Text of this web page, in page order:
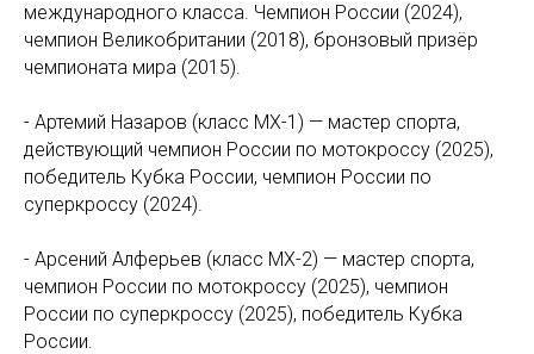
международного класса. Чемпион России (2024),
чемпион Великобритании (2018), бронзовый призёр
чемпионата мира (2015).
- Артемий Назаров (класс MX-1) — мастер спорта,
действующий чемпион России по мотокроссу (2025),
победитель Кубка России, чемпион России по
суперкроссу (2024).
- Арсений Алферьев (класс MX-2) — мастер спорта,
чемпион России по мотокроссу (2025), чемпион
России по суперкроссу (2025), победитель Кубка
России.